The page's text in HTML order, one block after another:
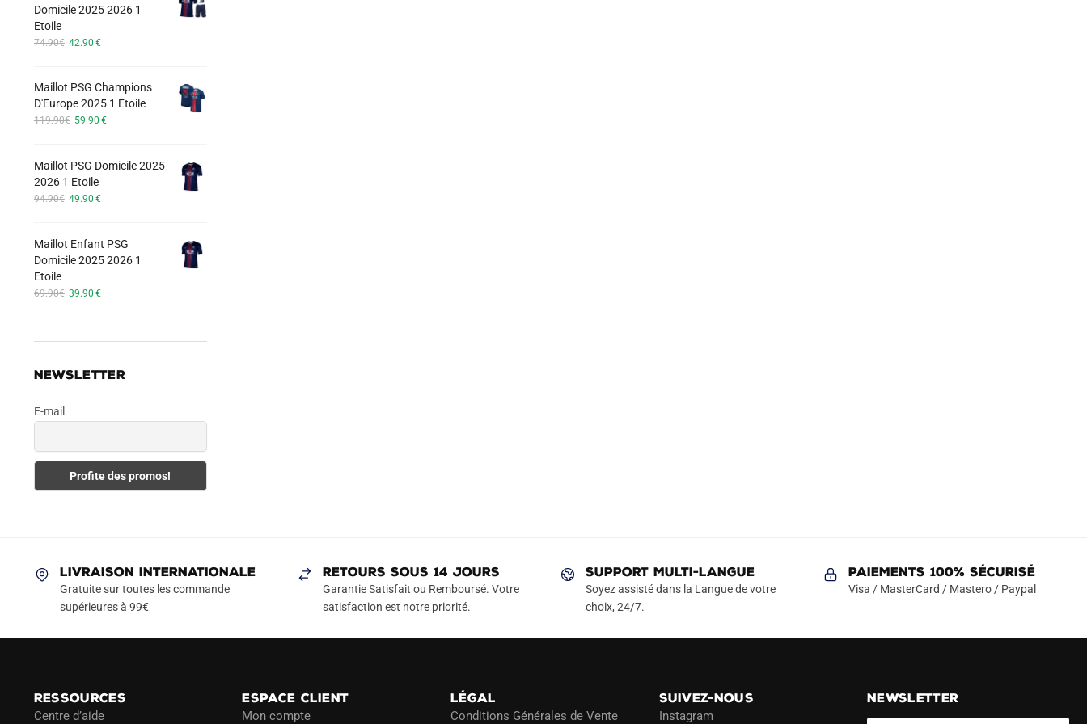
74.90€.42.90€.
Domicile 2025 2026 1
Etoile
74.90€ Le
était :
74.90€.
42.90 €Le
est :
42.90€.
Maillot PSG Champions
D'Europe 2025 1 Etoile
119.90€ Le
était :
119.90€.
59.90 €Le
est :
Maillot PSG Domicile 2025
2026 1 Etoile
94.90€ Le
était :
94.90€.
49.90 €Le
est :
49.90€.
Maillot Enfant PSG
Domicile 2025 2026 1
Etoile
69.90€ Le
était :
39.90 €Le
est :
NEWSLETTER
E-mail
LIVRAISON INTERNATIONALE
Gratuite sur toutes les commande
supérieures à 99€
RETOURS SOUS 14 JOURS
Garantie Satisfait ou Remboursé. Votre
satisfaction est notre priorité.
SUPPORT MULTI-LANGUE
Soyez assisté dans la Langue de votre
choix, 24/7.
Paiements 100% Sécurisé
Visa / MasterCard / Mastero / Paypal
RESSOURCES
Centre d’aide
ESPACE CLIENT
Mon compte
LÉGAL
Conditions Générales de Vente
SUIVEZ-NOUS
Instagram
NEWSLETTER